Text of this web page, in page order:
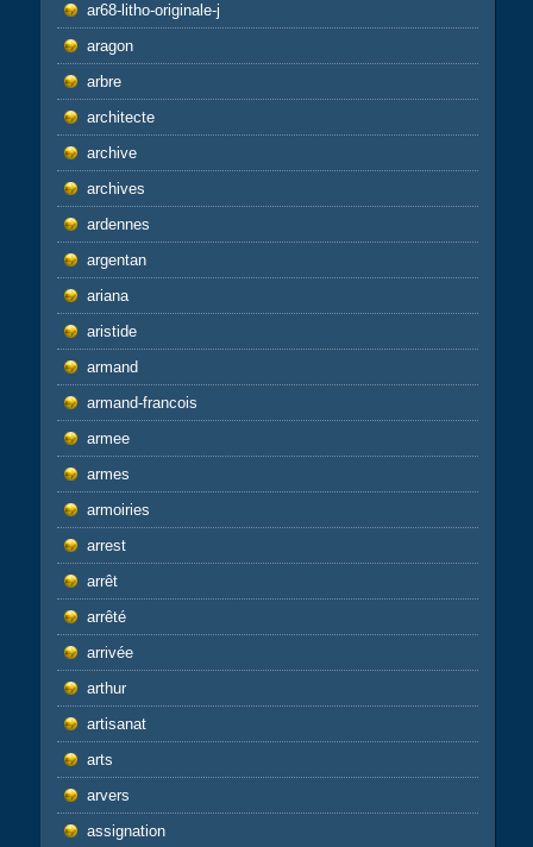
ar68-litho-originale-j
aragon
arbre
architecte
archive
archives
ardennes
argentan
ariana
aristide
armand
armand-francois
armee
armes
armoiries
arrest
arrêt
arrêté
arrivée
arthur
artisanat
arts
arvers
assignation